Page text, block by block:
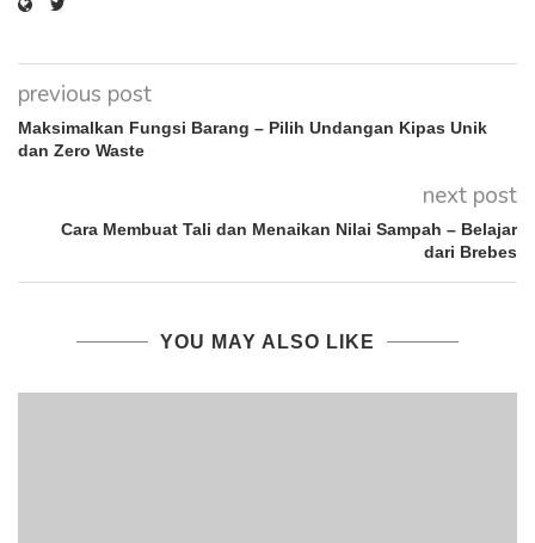
previous post
Maksimalkan Fungsi Barang – Pilih Undangan Kipas Unik
dan Zero Waste
next post
Cara Membuat Tali dan Menaikan Nilai Sampah – Belajar
dari Brebes
YOU MAY ALSO LIKE